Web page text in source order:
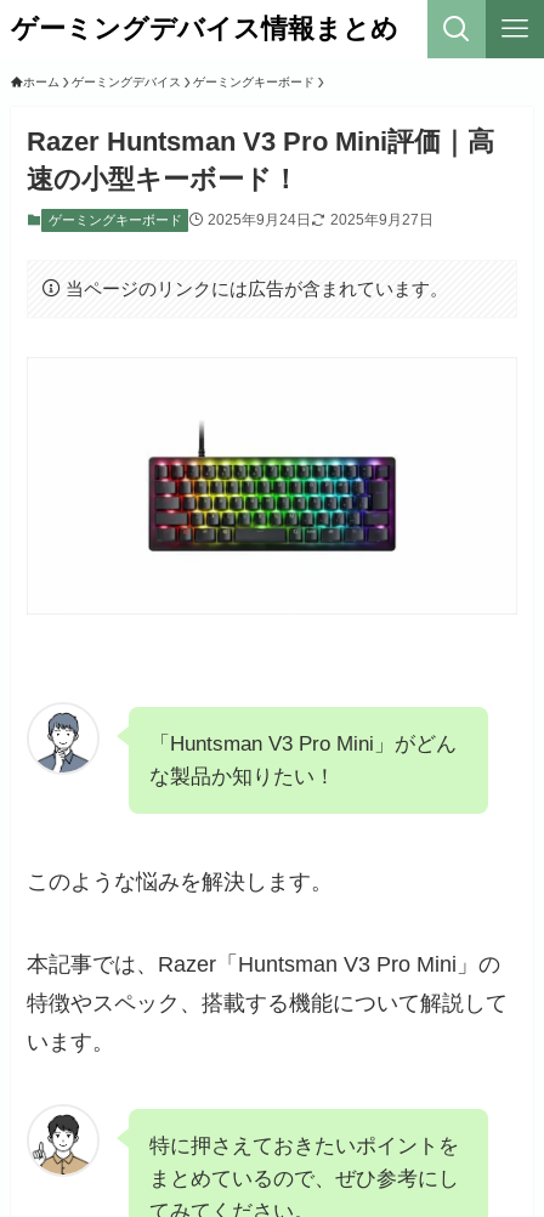
ゲーミングデバイス情報まとめ
ホーム ゲーミングデバイス ゲーミングキーボード
Razer Huntsman V3 Pro Mini評価｜高
速の小型キーボード！
ゲーミングキーボード 2025年9月24日 2025年9月27日
当ページのリンクには広告が含まれています。
「Huntsman V3 Pro Mini」がどん
な製品か知りたい！
このような悩みを解決します。
本記事では、Razer「Huntsman V3 Pro Mini」の
特徴やスペック、搭載する機能について解説して
います。
特に押さえておきたいポイントを
まとめているので、ぜひ参考にし
てみてください。